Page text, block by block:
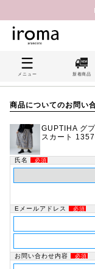
メニュー 新着商品
商品についてのお問い
GUPTIHA グ
スカート
氏名 必須
Eメールアドレス 必須
お問い合わせ内容 必須